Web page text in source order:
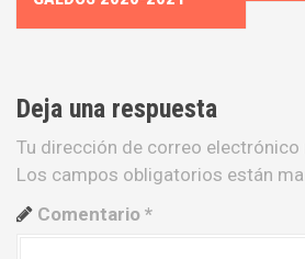
v
g
a
c
i
Deja una respuesta
Tu dirección de correo electrónico
Los campos obligatorios están
Comentario *